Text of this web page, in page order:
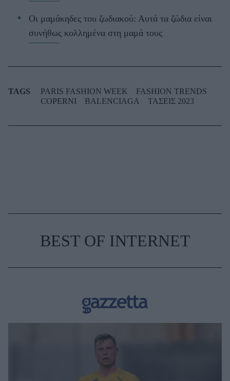
Οι μαμάκηδες του ζωδιακού: Αυτά τα ζώδια είναι
συνήθως κολλημένα στη μαμά τους
TAGS PARIS FASHION WEEK
FASHION TRENDS
COPERNI
BALENCIAGA ΤΑΣΕΙΣ 2023
BEST OF INTERNET